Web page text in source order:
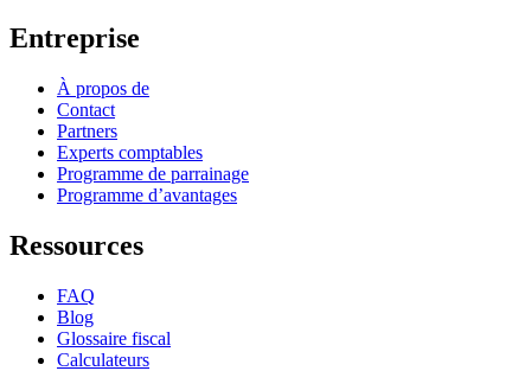
Entreprise
À propos de
Contact
Partners
Experts comptables
Programme de parrainage
Programme d’avantages
Ressources
FAQ
Blog
Glossaire fiscal
Calculateurs